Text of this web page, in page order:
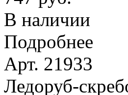
В наличии
Подробнее
Арт. 21933
Ледоруб-